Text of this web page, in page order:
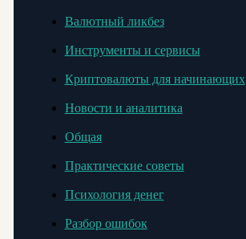
Валютный ликбез
Инструменты и сервисы
Криптовалюты для начинающих
Новости и аналитика
Общая
Практические советы
Психология денег
Разбор ошибок